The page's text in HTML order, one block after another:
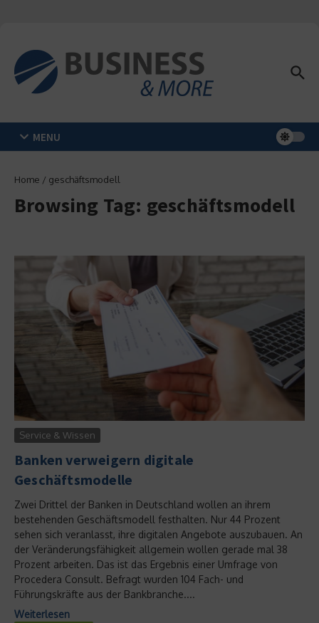
MENU
Home / geschäftsmodell
Browsing Tag: geschäftsmodell
Service & Wissen
Banken verweigern digitale
Geschäftsmodelle
Zwei Drittel der Banken in Deutschland wollen an ihrem
bestehenden Geschäftsmodell festhalten. Nur 44 Prozent
sehen sich veranlasst, ihre digitalen Angebote auszubauen. An
der Veränderungsfähigkeit allgemein wollen gerade mal 38
Prozent arbeiten. Das ist das Ergebnis einer Umfrage von
Procedera Consult. Befragt wurden 104 Fach- und
Führungskräfte aus der Bankbranche....
Weiterlesen